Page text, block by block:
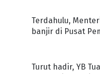
Terdahulu,
banjir di Pusat
Turut hadir, YB